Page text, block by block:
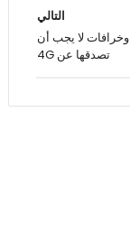
التالي
وخرافات لا يجب أن
تصدقها عن 4G